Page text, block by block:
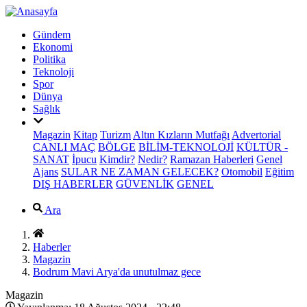
Gündem
Ekonomi
Politika
Teknoloji
Spor
Dünya
Sağlık
Magazin Kitap Turizm Altın Kızların Mutfağı Advertorial
CANLI MAÇ BÖLGE BİLİM-TEKNOLOJİ KÜLTÜR -
SANAT İpucu Kimdir? Nedir? Ramazan Haberleri Genel
Ajans SULAR NE ZAMAN GELECEK? Otomobil Eğitim
DIŞ HABERLER GÜVENLİK GENEL
Ara
Haberler
Magazin
Bodrum Mavi Arya'da unutulmaz gece
Magazin